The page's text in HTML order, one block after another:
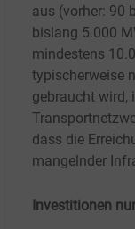
aus (vorher: 90
bislang 5.000
mindestens 10
typischerweise
gebraucht wird,
dass die
mangelnder
Investitionen